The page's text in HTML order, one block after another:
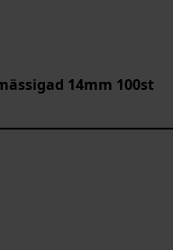
14mm 100st